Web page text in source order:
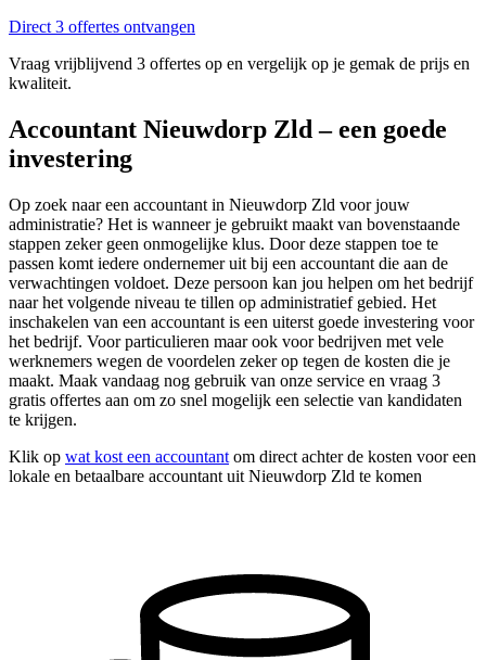
Direct 3 offertes ontvangen
Vraag vrijblijvend 3 offertes op en vergelijk op je gemak de prijs en
kwaliteit.
Accountant Nieuwdorp Zld – een goede
investering
Op zoek naar een accountant in Nieuwdorp Zld voor jouw
administratie? Het is wanneer je gebruikt maakt van bovenstaande
stappen zeker geen onmogelijke klus. Door deze stappen toe te
passen komt iedere ondernemer uit bij een accountant die aan de
verwachtingen voldoet. Deze persoon kan jou helpen om het bedrijf
naar het volgende niveau te tillen op administratief gebied. Het
inschakelen van een accountant is een uiterst goede investering voor
het bedrijf. Voor particulieren maar ook voor bedrijven met vele
werknemers wegen de voordelen zeker op tegen de kosten die je
maakt. Maak vandaag nog gebruik van onze service en vraag 3
gratis offertes aan om zo snel mogelijk een selectie van kandidaten
te krijgen.
Klik op wat kost een accountant om direct achter de kosten voor een
lokale en betaalbare accountant uit Nieuwdorp Zld te komen